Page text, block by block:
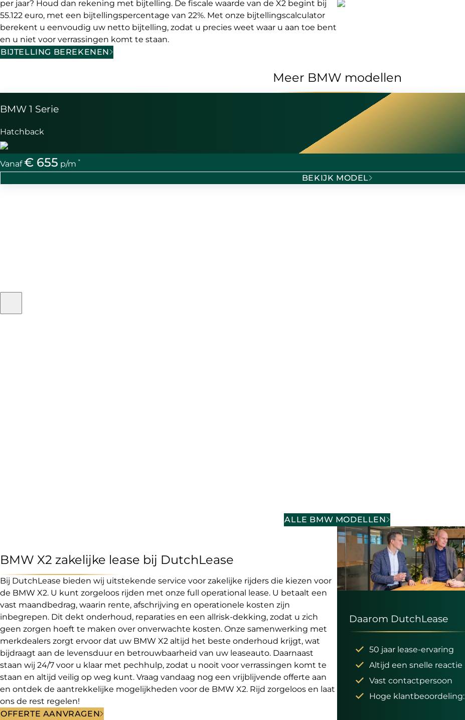
per jaar? Houd dan rekening met bijtelling. De fiscale waarde van de X2 begint bij
55.122 euro, met een bijtellingspercentage van 22%. Met onze bijtellingscalculator
berekent u eenvoudig uw netto bijtelling, zodat u precies weet waar u aan toe bent
en u niet voor verrassingen komt te staan.
BIJTELLING BEREKENEN
Meer BMW modellen
BMW 1 Serie
Hatchback
Vanaf€ 655 p/m *
BEKIJK MODEL
ALLE BMW MODELLEN
BMW X2 zakelijke lease bij DutchLease
Bij DutchLease bieden wij uitstekende service voor zakelijke rijders die kiezen voor
de BMW X2. U kunt zorgeloos rijden met onze full operational lease. U betaalt een
vast maandbedrag, waarin rente, afschrijving en operationele kosten zijn
inbegrepen. Dit dekt onderhoud, reparaties en een allrisk-dekking, zodat u zich
geen zorgen hoeft te maken over onverwachte kosten. Onze samenwerking met
merkdealers zorgt ervoor dat uw BMW X2 altijd het beste onderhoud krijgt, wat
bijdraagt aan de levensduur en betrouwbaarheid van uw leaseauto. Daarnaast
staan wij 24/7 voor u klaar met pechhulp, zodat u nooit voor verrassingen komt te
staan en altijd veilig op weg kunt. Vraag vandaag nog een vrijblijvende offerte aan
en ontdek de aantrekkelijke mogelijkheden voor de BMW X2. Rijd zorgeloos en laat
ons de rest regelen!
OFFERTE AANVRAGEN
Daarom DutchLease
50 jaar lease-ervaring
Altijd een snelle reactie
Vast contactpersoon
Hoge klantbeoordeling: